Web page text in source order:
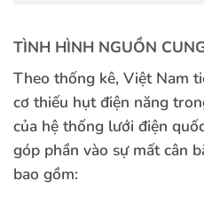
TÌNH HÌNH NGUỒN
Theo thống kê, Việt Nam
cơ thiếu hụt điện năng
của hệ thống lưới điện
góp phần vào sự mất cân
bao gồm: